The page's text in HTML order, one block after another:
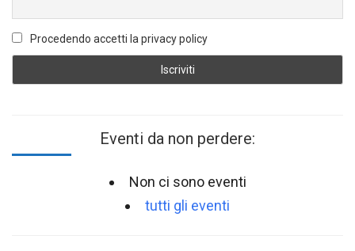
Procedendo accetti la privacy policy
Eventi da non perdere:
Non ci sono eventi
tutti gli eventi